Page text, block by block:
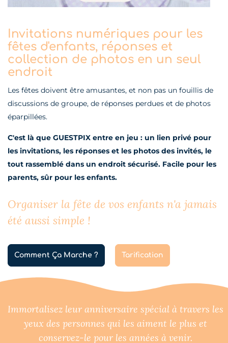
Invitations numériques pour les
fêtes d'enfants, réponses et
collection de photos en un seul
endroit
Les fêtes doivent être amusantes, et non pas un fouillis de
discussions de groupe, de réponses perdues et de photos
éparpillées.
C'est là que GUESTPIX entre en jeu : un lien privé pour
les invitations, les réponses et les photos des invités, le
tout rassemblé dans un endroit sécurisé. Facile pour les
parents, sûr pour les enfants.
Organiser la fête de vos enfants n'a jamais
été aussi simple !
Comment Ça Marche ? Tarification
Immortalisez leur anniversaire spécial à travers les
yeux des personnes qui les aiment le plus et
conservez-le pour les années à venir.